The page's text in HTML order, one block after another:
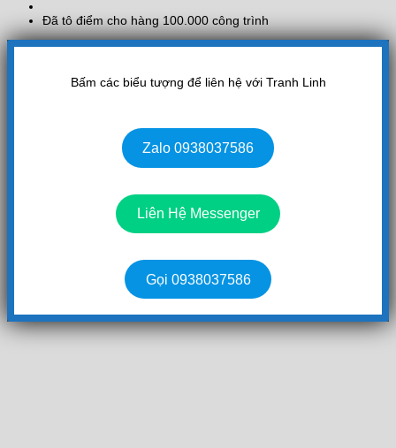
Đã tô điểm cho hàng 100.000 công trình
Bấm các biểu tượng để liên hệ với Tranh Linh
Zalo 0938037586
Liên Hệ Messenger
Gọi 0938037586